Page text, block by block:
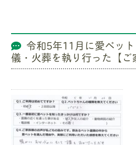
令和5年11月に愛ペッ
儀・火葬を執り行った【ご